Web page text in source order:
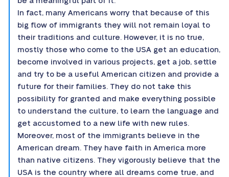
In fact, many Americans worry that because of this
big flow of immigrants they will not remain loyal to
their traditions and culture. However, it is no true,
mostly those who come to the USA get an education,
become involved in various projects, get a job, settle
and try to be a useful American citizen and provide a
future for their families. They do not take this
possibility for granted and make everything possible
to understand the culture, to learn the language and
get accustomed to a new life with new rules.
Moreover, most of the immigrants believe in the
American dream. They have faith in America more
than native citizens. They vigorously believe that the
USA is the country where all dreams come true, and